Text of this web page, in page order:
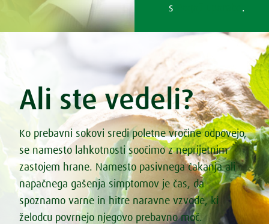
s
.
Ali ste vedeli?
Ko prebavni sokovi sredi poletne vročine odpovejo,
se namesto lahkotnosti soočimo z neprijetnim
zastojem hrane. Namesto pasivnega čakanja ali
napačnega gašenja simptomov je čas, da
spoznamo varne in hitre naravne vzvode, ki
želodcu povrnejo njegovo prebavno moč.